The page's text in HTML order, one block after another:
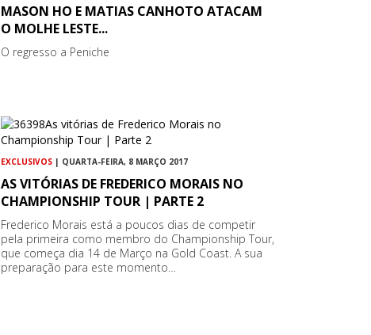
MASON HO E MATIAS CANHOTO ATACAM
O MOLHE LESTE...
O regresso a Peniche
EXCLUSIVOS | QUARTA-FEIRA, 8 MARÇO 2017
AS VITÓRIAS DE FREDERICO MORAIS NO
CHAMPIONSHIP TOUR | PARTE 2
Frederico Morais está a poucos dias de competir
pela primeira como membro do Championship Tour,
que começa dia 14 de Março na Gold Coast. A sua
preparação para este momento…